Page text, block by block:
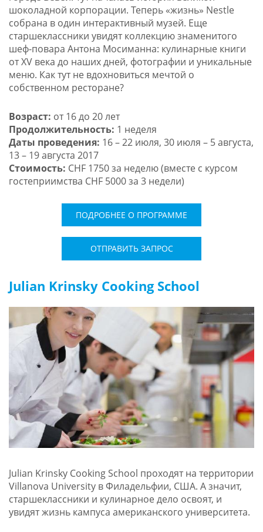
шоколадной корпорации. Теперь «жизнь» Nestle
собрана в один интерактивный музей. Еще
старшеклассники увидят коллекцию знаменитого
шеф-повара Антона Мосиманна: кулинарные книги
от XV века до наших дней, фотографии и уникальные
меню. Как тут не вдохновиться мечтой о
собственном ресторане?
Возраст: от 16 до 20 лет
Продолжительность: 1 неделя
Даты проведения: 16 – 22 июля, 30 июля – 5 августа,
13 – 19 августа 2017
Стоимость: СHF 1750 за неделю (вместе с курсом
гостеприимства CHF 5000 за 3 недели)
ПОДРОБНЕЕ О ПРОГРАММЕ
ОТПРАВИТЬ ЗАПРОС
Julian Krinsky Cooking School
Julian Krinsky Cooking School проходят на территории
Villanova University в Филадельфии, США. А значит,
старшеклассники и кулинарное дело освоят, и
увидят жизнь кампуса американского университета.